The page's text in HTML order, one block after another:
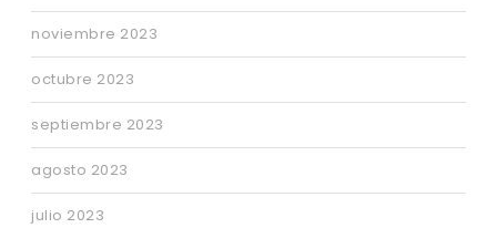
noviembre 2023
octubre 2023
septiembre 2023
agosto 2023
julio 2023